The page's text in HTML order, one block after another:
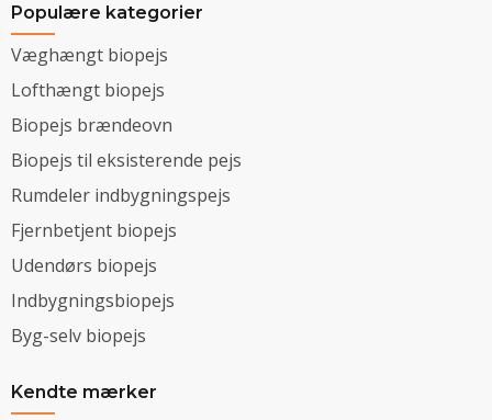
Populære kategorier
Væghængt biopejs
Lofthængt biopejs
Biopejs brændeovn
Biopejs til eksisterende pejs
Rumdeler indbygningspejs
Fjernbetjent biopejs
Udendørs biopejs
Indbygningsbiopejs
Byg-selv biopejs
Kendte mærker